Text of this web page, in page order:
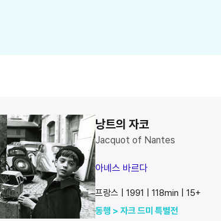
낭트의 자코
Jacquot of Nantes
아녜스 바르다
프랑스 | 1991 | 118min | 15+
동행 > 자크 드미 특별전